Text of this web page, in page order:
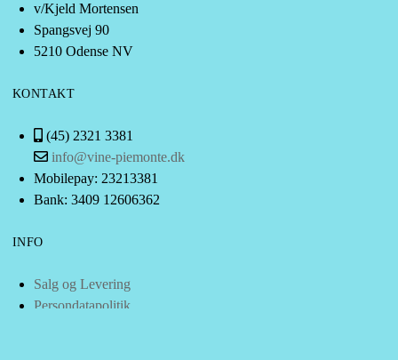
v/Kjeld Mortensen
Spangsvej 90
5210 Odense NV
KONTAKT
(45) 2321 3381
info@vine-piemonte.dk
Mobilepay: 23213381
Bank: 3409 12606362
INFO
Salg og Levering
Persondatapolitik